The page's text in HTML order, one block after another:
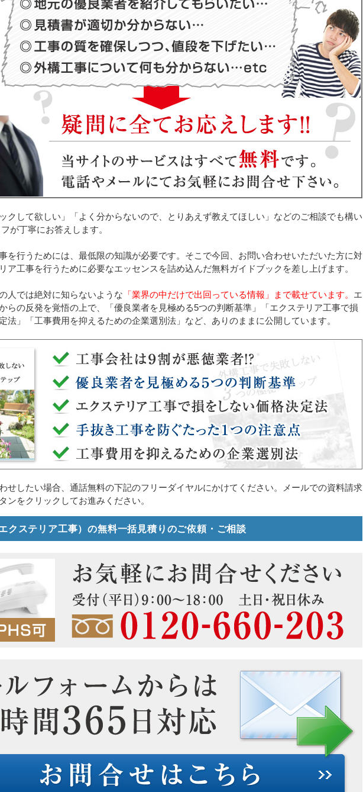
ックして欲しい」「よく分からないので、とりあえず教えてほしい」などのご相談でも構い
が丁寧にお答えします。
を行うためには、最低限の知識が必要です。そこで今回、お問い合わせいただいた方に対
ア工事を行うために必要なエッセンスを詰め込んだ無料ガイドブックを差し上げます。
人では絶対に知らないような 「業界の中だけで出回っている情報」まで載せています。 エ
らの反発を覚悟の上で、「優良業者を見極める5つの判断基準」「エクステリア工事で損
法」「工事費用を抑えるための企業選別法」など、ありのままに公開しています。
せしたい場合、通話無料の下記のフリーダイヤルにかけてください。メールでの資料請求
ンをクリックしてお進みください。
クステリア工事）の無料一括見積りのご依頼・ご相談